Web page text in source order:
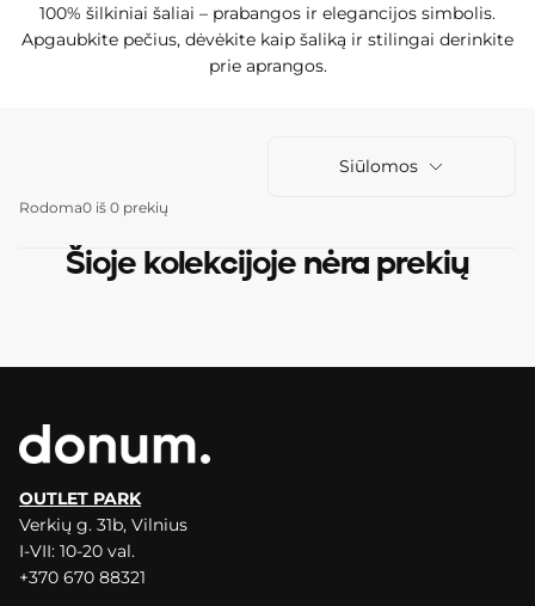
100% šilkiniai šaliai – prabangos ir elegancijos simbolis.
Apgaubkite pečius, dėvėkite kaip šaliką ir stilingai derinkite
prie aprangos.
Siūlomos
Rodoma0 iš 0 prekių
Šioje kolekcijoje nėra prekių
OUTLET PARK
Verkių g. 31b, Vilnius
I-VII: 10-20 val.
+370 670 88321